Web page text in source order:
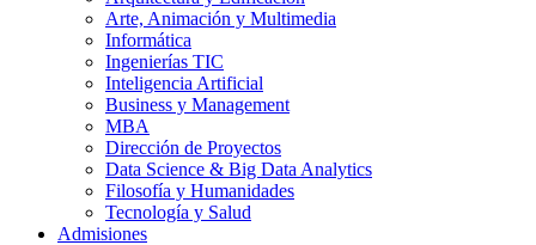
Arte, Animación y Multimedia
Informática
Ingenierías TIC
Inteligencia Artificial
Business y Management
MBA
Dirección de Proyectos
Data Science & Big Data Analytics
Filosofía y Humanidades
Tecnología y Salud
Admisiones